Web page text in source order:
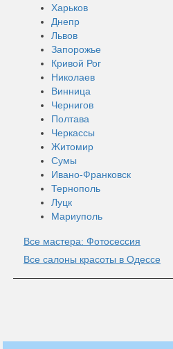
Харьков
Днепр
Львов
Запорожье
Кривой Рог
Николаев
Винница
Чернигов
Полтава
Черкассы
Житомир
Сумы
Ивано-Франковск
Тернополь
Луцк
Мариуполь
Все мастера: Фотосессия
Все салоны красоты в Одессе